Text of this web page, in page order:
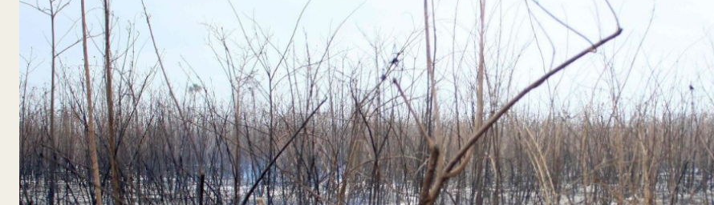
Espectáculos
Deportes